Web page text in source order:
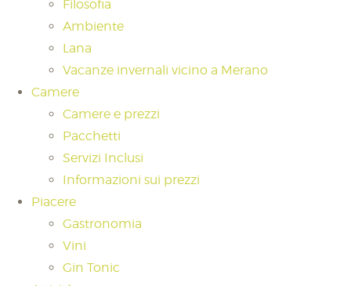
Filosofia
Ambiente
Lana
Vacanze invernali vicino a Merano
Camere
Camere e prezzi
Pacchetti
Servizi Inclusi
Informazioni sui prezzi
Piacere
Gastronomia
Vini
Gin Tonic